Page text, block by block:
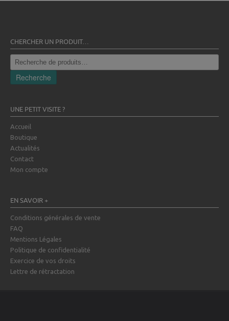
CHERCHER UN PRODUIT…
Recherche
pour :
Recherche
UNE PETIT VISITE ?
Accueil
Boutique
Actualités
Contact
Mon compte
EN SAVOIR +
Conditions générales de vente
FAQ
Mentions Légales
Politique de confidentialité
Exercice de vos droits
Lettre de rétractation